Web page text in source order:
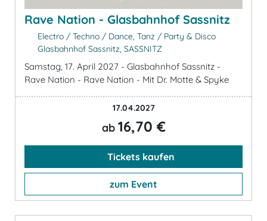
Rave Nation - Glasbahnhof Sassnitz
Electro / Techno / Dance, Tanz / Party & Disco
Glasbahnhof Sassnitz, SASSNITZ
Samstag, 17. April 2027 - Glasbahnhof Sassnitz -
Rave Nation - Rave Nation - Mit Dr. Motte & Spyke
17.04.2027
ab 16,70 €
Tickets kaufen
zum Event